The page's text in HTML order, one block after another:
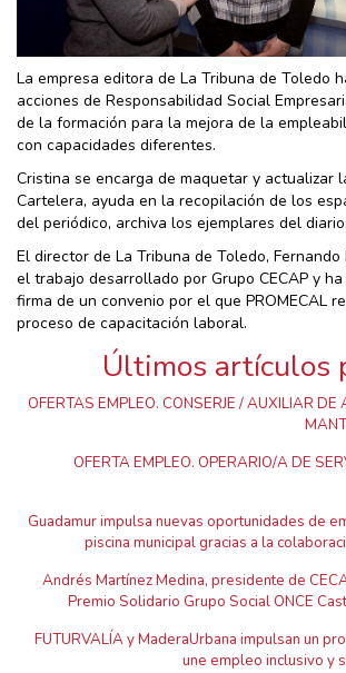
La empresa editora de La Tribuna de Toledo
acciones de Responsabilidad Social
de la formación para la mejora de la
con capacidades diferentes.
Cristina se encarga de maquetar y actualizar
Cartelera, ayuda en la recopilación de los
del periódico, archiva los ejemplares del
El director de La Tribuna de Toledo, Fernando
el trabajo desarrollado por Grupo CECAP y
firma de un convenio por el que PROMECAL
proceso de capacitación laboral.
Últimos artículos
OFERTAS EMPLEO. CONSERJE / AUXILIAR DE
OFERTA EMPLEO. OPERARIO/A DE
Guadamur impulsa nuevas oportunidades de
piscina municipal gracias a la
Andrés Martínez Medina, presidente de
Premio Solidario Grupo Social ONCE
FUTURVALÍA y MaderaUrbana impulsan un
une empleo inclusivo y